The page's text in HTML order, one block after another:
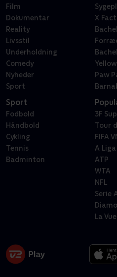
Film
Dokumentar
Reality
Livsstil
Underholdning
Comedy
Nyheder
Sport
X
Paw
Sport
Fodbold
Håndbold
Cykling
Tennis
Badminton
3F
Tour
FIFA
A Liga
ATP
WTA
NFL
Serie
La